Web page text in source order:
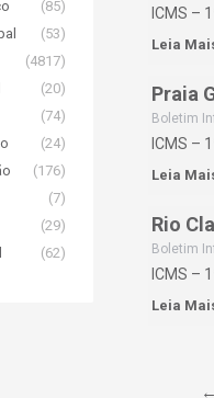
ICMS –
Leia
Praia
Boletim
ICMS –
Leia
Rio
Boletim
ICMS –
Leia
←
(85)
(53)
(4817)
(20)
(74)
(24)
(176)
(7)
(29)
(62)